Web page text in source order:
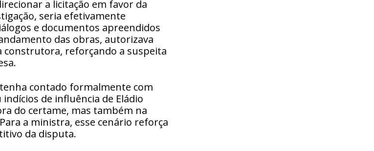
a licitação em favor da
seria efetivamente
e documentos apreendidos
das obras, autorizava
construtora, reforçando a suspeita
contado formalmente com
de influência de Eládio
do certame, mas também na
a ministra, esse cenário reforça
da disputa.